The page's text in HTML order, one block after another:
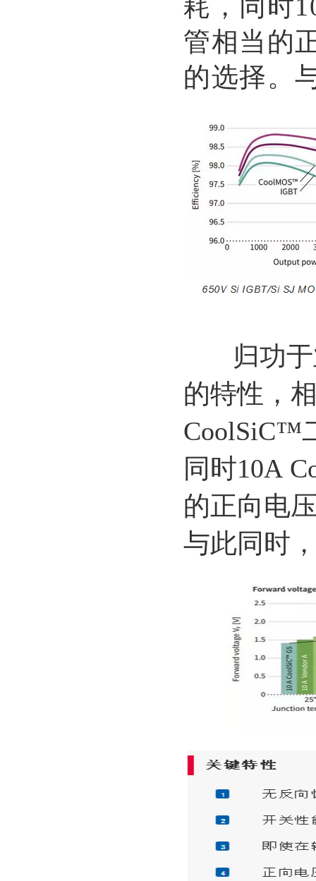
耗，同时
管相当的
的选择。
归功于
的特性，
CoolSiC™
同时10A
的正向电
与此同时